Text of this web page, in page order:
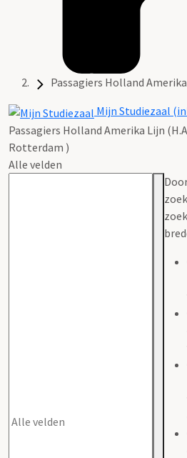
Passagiers Holland Amerika
Mijn Studiezaal
Passagiers Holland Amerika Lijn
Rotterdam )
Alle velden